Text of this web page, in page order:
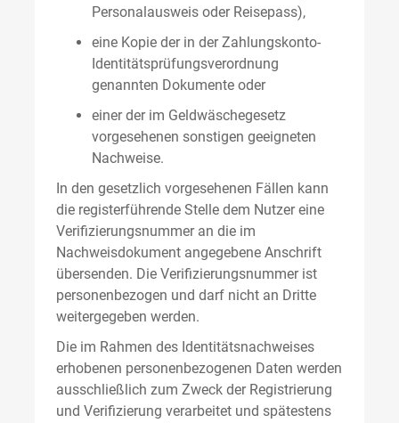
Personalausweis oder Reisepass),
eine Kopie der in der Zahlungskonto-
Identitätsprüfungsverordnung
genannten Dokumente oder
einer der im Geldwäschegesetz
vorgesehenen sonstigen geeigneten
Nachweise.
In den gesetzlich vorgesehenen Fällen kann
die registerführende Stelle dem Nutzer eine
Verifizierungsnummer an die im
Nachweisdokument angegebene Anschrift
übersenden. Die Verifizierungsnummer ist
personenbezogen und darf nicht an Dritte
weitergegeben werden.
Die im Rahmen des Identitätsnachweises
erhobenen personenbezogenen Daten werden
ausschließlich zum Zweck der Registrierung
und Verifizierung verarbeitet und spätestens